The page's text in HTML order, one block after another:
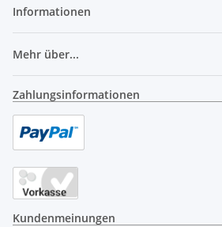
Informationen
Mehr über...
Zahlungsinformationen
Kundenmeinungen